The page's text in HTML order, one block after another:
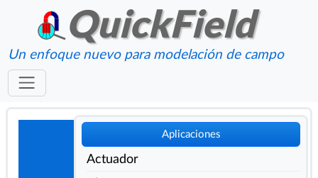
QuickField
Un enfoque nuevo para modelación de campo
Aplicaciones
Actuador